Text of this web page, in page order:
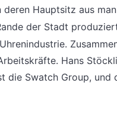
deren Hauptsitz aus
der Stadt
Hans
die Swatch Group, und